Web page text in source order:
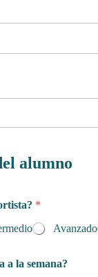
alumno
*
Avanzado
a la semana?